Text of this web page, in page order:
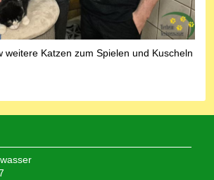
weitere Katzen zum Spielen und Kuscheln